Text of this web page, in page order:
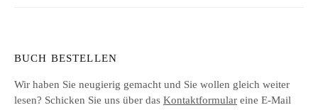
BUCH BESTELLEN
Wir haben Sie neugierig gemacht und Sie wollen gleich weiter
lesen? Schicken Sie uns über das Kontaktformular eine E-Mail